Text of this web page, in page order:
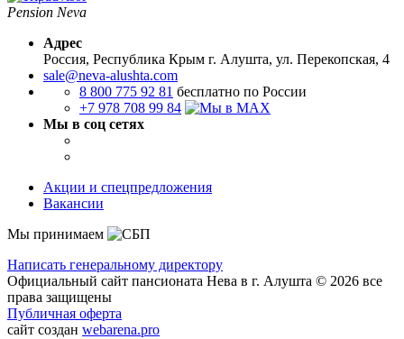
Pension Neva
Адрес
Россия, Республика Крым г. Алушта, ул. Перекопская, 4
sale@neva-alushta.com
8 800 775 92 81 бесплатно по России
+7 978 708 99 84
Мы в соц сетях
Акции и спецпредложения
Вакансии
Мы принимаем
Написать генеральному директору
Официальный сайт пансионата Нева в г. Алушта © 2026 все
права защищены
Публичная оферта
сайт создан webarena.pro